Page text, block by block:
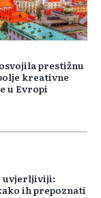
prestižnu
kreativne
u Evropi
uvjerljiviji:
ih prepoznati